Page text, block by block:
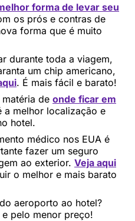
forma de levar seu
os prós e contras de
forma que é muito
durante toda a viagem,
um chip americano,
. É mais fácil e barato!
de onde ficar em
a melhor localização e
hotel.
médico nos EUA é
fazer um seguro
ao exterior. Veja aqui
o melhor e mais barato
aeroporto ao hotel?
pelo menor preço!